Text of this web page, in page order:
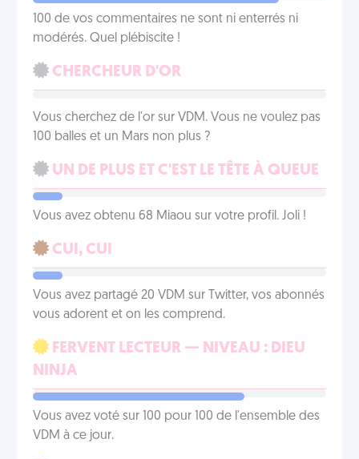
100 de vos commentaires ne sont ni enterrés ni
modérés. Quel plébiscite !
CHERCHEUR D'OR
Vous cherchez de l'or sur VDM. Vous ne voulez pas
100 balles et un Mars non plus ?
UN DE PLUS ET C'EST LE TÊTE À QUEUE
Vous avez obtenu 68 Miaou sur votre profil. Joli !
CUI, CUI
Vous avez partagé 20 VDM sur Twitter, vos abonnés
vous adorent et on les comprend.
FERVENT LECTEUR — NIVEAU : DIEU
NINJA
Vous avez voté sur 100 pour 100 de l'ensemble des
VDM à ce jour.